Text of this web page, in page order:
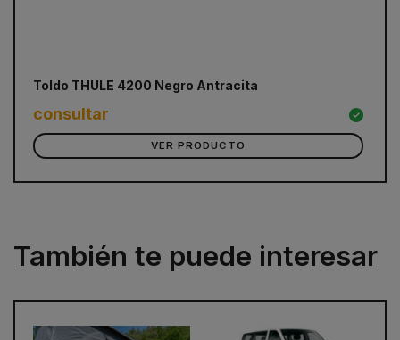
Toldo THULE 4200 Negro Antracita
consultar
VER PRODUCTO
También te puede interesar